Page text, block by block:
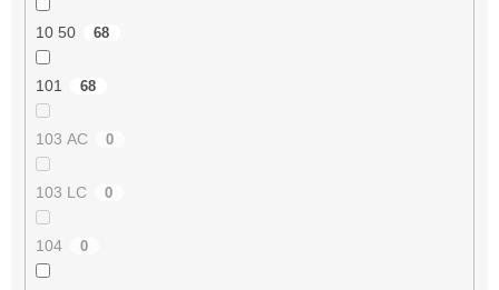
10 50 68
101 68
103 AC 0
103 LC 0
104 0